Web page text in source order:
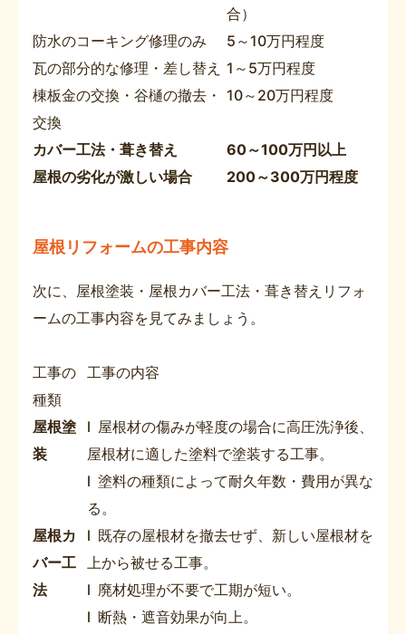
合）
防水のコーキング修理のみ
5～10万円程度
瓦の部分的な修理・差し替え 1～5万円程度
棟板金の交換・谷樋の撤去・
交換
10～20万円程度
カバー工法・葺き替え
60～100万円以上
屋根の劣化が激しい場合
200～300万円程度
屋根リフォームの工事内容
次に、屋根塗装・屋根カバー工法・葺き替えリフォ
ームの工事内容を見てみましょう。
工事の
種類
工事の内容
屋根塗
装
l 屋根材の傷みが軽度の場合に高圧洗浄後、
屋根材に適した塗料で塗装する工事。
l 塗料の種類によって耐久年数・費用が異な
る。
屋根カ
バー工
法
l 既存の屋根材を撤去せず、新しい屋根材を
上から被せる工事。
l 廃材処理が不要で工期が短い。
l 断熱・遮音効果が向上。